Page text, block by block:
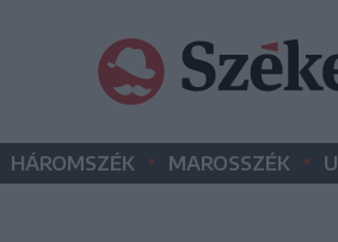
HÁROMSZÉK • MAROSSZÉK •